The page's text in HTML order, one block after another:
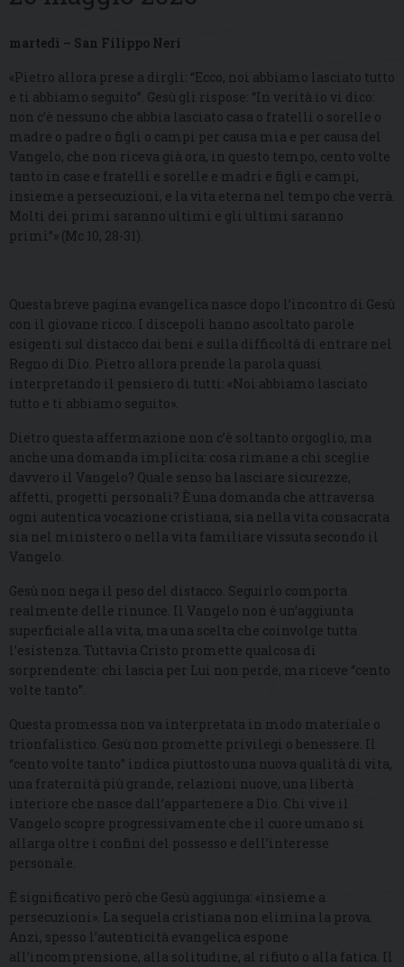
martedì – San Filippo Neri
«Pietro allora prese a dirgli: “Ecco, noi abbiamo lasciato tutto
e ti abbiamo seguito”. Gesù gli rispose: “In verità io vi dico:
non c’è nessuno che abbia lasciato casa o fratelli o sorelle o
madre o padre o figli o campi per causa mia e per causa del
Vangelo, che non riceva già ora, in questo tempo, cento volte
tanto in case e fratelli e sorelle e madri e figli e campi,
insieme a persecuzioni, e la vita eterna nel tempo che verrà.
Molti dei primi saranno ultimi e gli ultimi saranno
primi”» (Mc 10, 28-31).
Questa breve pagina evangelica nasce dopo l’incontro di Gesù
con il giovane ricco. I discepoli hanno ascoltato parole
esigenti sul distacco dai beni e sulla difficoltà di entrare nel
Regno di Dio. Pietro allora prende la parola quasi
interpretando il pensiero di tutti: «Noi abbiamo lasciato
tutto e ti abbiamo seguito».
Dietro questa affermazione non c’è soltanto orgoglio, ma
anche una domanda implicita: cosa rimane a chi sceglie
davvero il Vangelo? Quale senso ha lasciare sicurezze,
affetti, progetti personali? È una domanda che attraversa
ogni autentica vocazione cristiana, sia nella vita consacrata
sia nel ministero o nella vita familiare vissuta secondo il
Vangelo.
Gesù non nega il peso del distacco. Seguirlo comporta
realmente delle rinunce. Il Vangelo non è un’aggiunta
superficiale alla vita, ma una scelta che coinvolge tutta
l’esistenza. Tuttavia Cristo promette qualcosa di
sorprendente: chi lascia per Lui non perde, ma riceve “cento
volte tanto”.
Questa promessa non va interpretata in modo materiale o
trionfalistico. Gesù non promette privilegi o benessere. Il
“cento volte tanto” indica piuttosto una nuova qualità di vita,
una fraternità più grande, relazioni nuove, una libertà
interiore che nasce dall’appartenere a Dio. Chi vive il
Vangelo scopre progressivamente che il cuore umano si
allarga oltre i confini del possesso e dell’interesse
personale.
È significativo però che Gesù aggiunga: «insieme a
persecuzioni». La sequela cristiana non elimina la prova.
Anzi, spesso l’autenticità evangelica espone
all’incomprensione, alla solitudine, al rifiuto o alla fatica. Il